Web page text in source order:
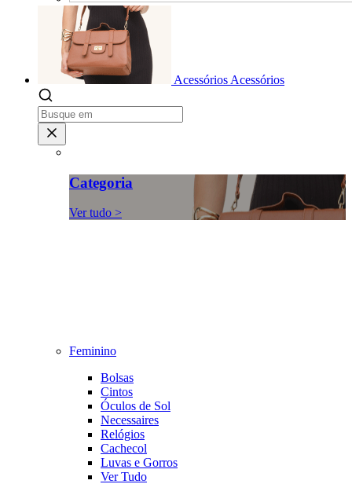
Acessórios Acessórios
Categoria
Ver tudo >
Feminino
Bolsas
Cintos
Óculos de Sol
Necessaires
Relógios
Cachecol
Luvas e Gorros
Ver Tudo